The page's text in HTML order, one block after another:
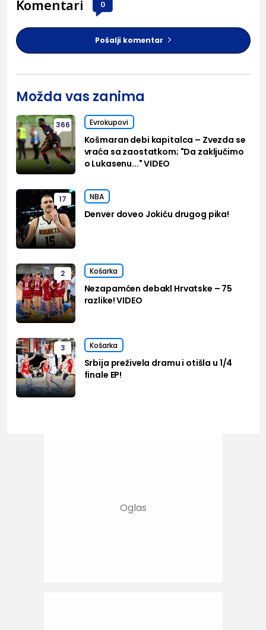
Komentari 0
Pošalji komentar
Možda vas zanima
366 Evrokupovi
Košmaran debi kapitalca – Zvezda se
vraća sa zaostatkom; "Da zaključimo
o Lukasenu..." VIDEO
17 NBA
Denver doveo Jokiću drugog pika!
2 Košarka
Nezapamćen debakl Hrvatske – 75
razlike! VIDEO
3 Košarka
Srbija preživela dramu i otišla u 1/4
finale EP!